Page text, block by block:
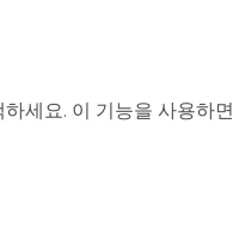
세요. 이 기능을 사용하면